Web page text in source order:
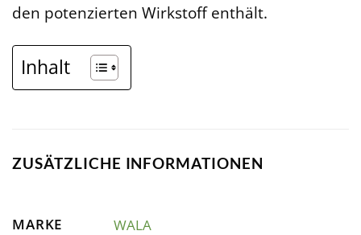
den potenzierten Wirkstoff enthält.
Inhalt
ZUSÄTZLICHE INFORMATIONEN
MARKE WALA